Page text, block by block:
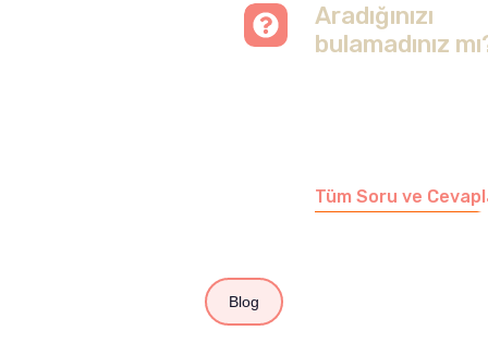
Aradığınızı
bulamadınız
Tüm Soru ve
Blog